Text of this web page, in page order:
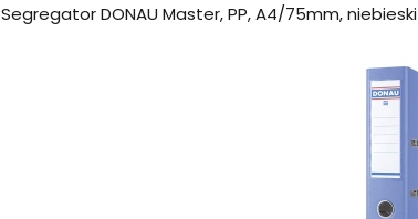
Segregator DONAU Master, PP, A4/75mm, niebieski